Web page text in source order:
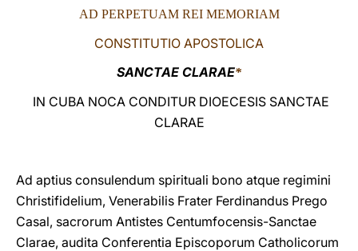
AD PERPETUAM REI MEMORIAM
CONSTITUTIO APOSTOLICA
SANCTAE CLARAE*
IN CUBA NOCA CONDITUR DIOECESIS SANCTAE
CLARAE
Ad aptius consulendum spirituali bono atque regimini
Christifidelium, Venerabilis Frater Ferdinandus Prego
Casal, sacrorum Antistes Centumfocensis-Sanctae
Clarae, audita Conferentia Episcoporum Catholicorum